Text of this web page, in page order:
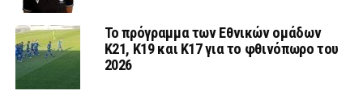
Το πρόγραμμα των Εθνικών ομάδων
Κ21, Κ19 και Κ17 για το φθινόπωρο του
2026